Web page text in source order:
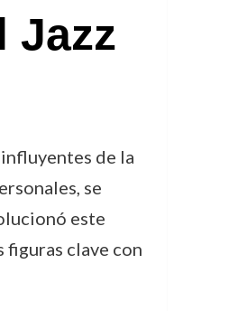
Jazz
de la
se
este
figuras clave con